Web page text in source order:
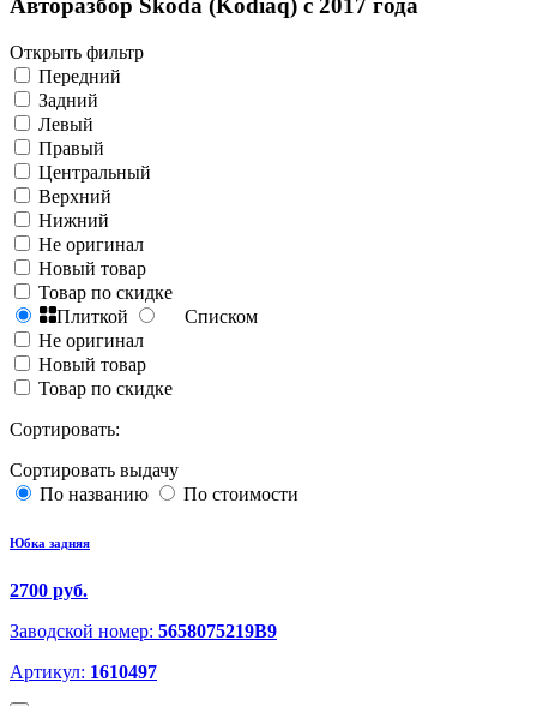
Авторазбор Skoda (Kodiaq) с 2017 года
Открыть фильтр
Передний
Задний
Левый
Правый
Центральный
Верхний
Нижний
Не оригинал
Новый товар
Товар по скидке
Плиткой
Списком
Не оригинал
Новый товар
Товар по скидке
Сортировать:
Сортировать выдачу
По названию
По стоимости
Юбка задняя
2700 руб.
Заводской номер: 5658075219B9
Артикул: 1610497